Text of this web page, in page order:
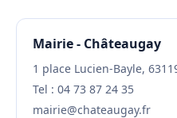
Mairie - Châteaugay
1 place Lucien-Bayle,
Tel : 04 73 87 24 35
mairie@chateaugay.fr